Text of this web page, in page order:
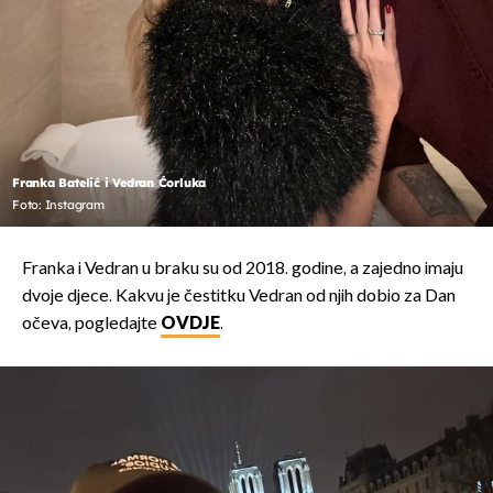
Franka Batelić i Vedran Ćorluka
Foto: Instagram
Franka i Vedran u braku su od 2018. godine, a zajedno imaju
dvoje djece. Kakvu je čestitku Vedran od njih dobio za Dan
očeva, pogledajte OVDJE.